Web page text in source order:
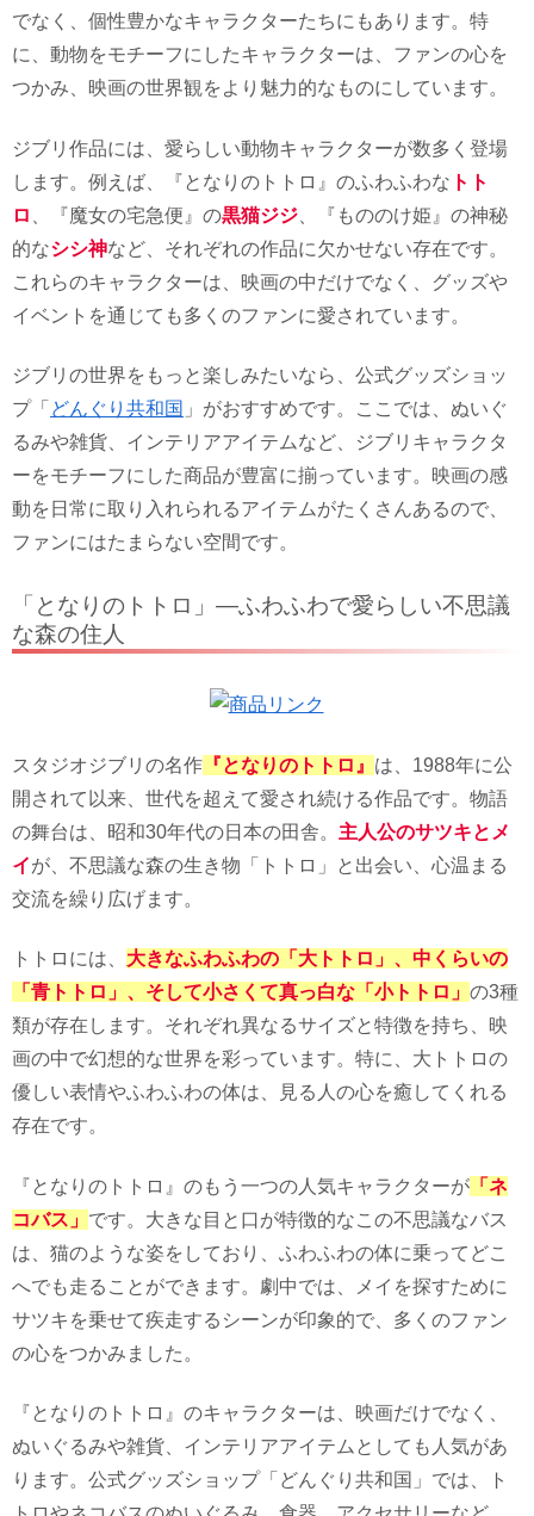
でなく、個性豊かなキャラクターたちにもあります。特
に、動物をモチーフにしたキャラクターは、ファンの心を
つかみ、映画の世界観をより魅力的なものにしています。
ジブリ作品には、愛らしい動物キャラクターが数多く登場
します。例えば、『となりのトトロ』のふわふわな トト
ロ
、『魔女の宅急便』の黒猫ジジ 、『もののけ姫』の神秘
的なシシ神など、それぞれの作品に欠かせない存在です。
これらのキャラクターは、映画の中だけでなく、グッズや
イベントを通じても多くのファンに愛されています。
ジブリの世界をもっと楽しみたいなら、公式グッズショッ
プ「 どんぐり共和国 」がおすすめです。ここでは、ぬいぐ
るみや雑貨、インテリアアイテムなど、ジブリキャラクタ
ーをモチーフにした商品が豊富に揃っています。映画の感
動を日常に取り入れられるアイテムがたくさんあるので、
ファンにはたまらない空間です。
「となりのトトロ」—ふわふわで愛らしい不思議
な森の住人
スタジオジブリの名作 『となりのトトロ』 は、1988年に公
開されて以来、世代を超えて愛され続ける作品です。物語
の舞台は、昭和30年代の日本の田舎。 主人公のサツキとメ
イが、不思議な森の生き物「トトロ」と出会い、心温まる
交流を繰り広げます。
トトロには、 大きなふわふわの「大トトロ」、中くらいの
「青トトロ」、そして小さくて真っ白な「小トトロ」 の3種
類が存在します。それぞれ異なるサイズと特徴を持ち、映
画の中で幻想的な世界を彩っています。特に、大トトロの
優しい表情やふわふわの体は、見る人の心を癒してくれる
存在です。
『となりのトトロ』のもう一つの人気キャラクターが 「ネ
コバス」 です。大きな目と口が特徴的なこの不思議なバス
は、猫のような姿をしており、ふわふわの体に乗ってどこ
へでも走ることができます。劇中では、メイを探すために
サツキを乗せて疾走するシーンが印象的で、多くのファン
の心をつかみました。
『となりのトトロ』のキャラクターは、映画だけでなく、
ぬいぐるみや雑貨、インテリアアイテムとしても人気があ
ります。公式グッズショップ「どんぐり共和国」では、ト